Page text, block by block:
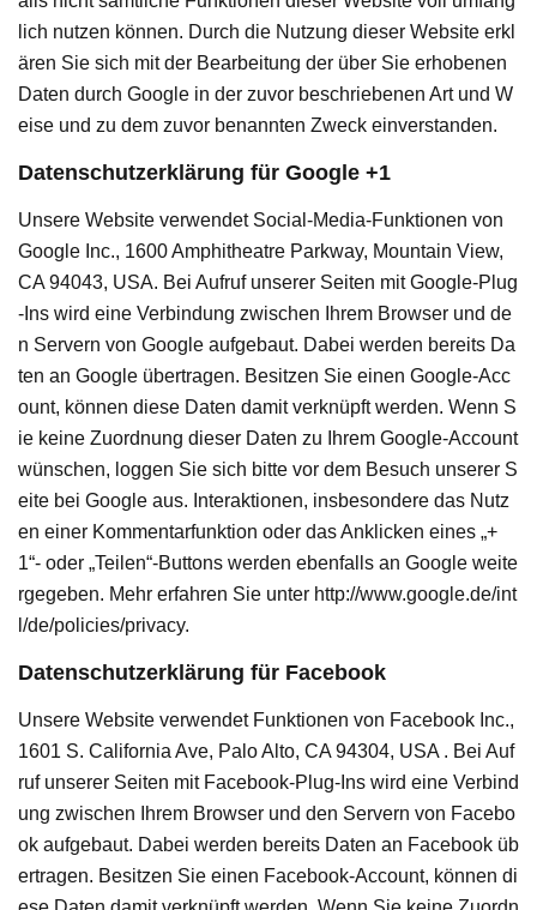
lich nutzen können. Durch die Nutzung dieser Website erkl
ären Sie sich mit der Bearbeitung der über Sie erhobenen
Daten durch Google in der zuvor beschriebenen Art und W
eise und zu dem zuvor benannten Zweck einverstanden.
Datenschutzerklärung für Google +1
Unsere Website verwendet Social-Media-Funktionen von
Google Inc., 1600 Amphitheatre Parkway, Mountain View,
CA 94043, USA. Bei Aufruf unserer Seiten mit Google-Plug
-Ins wird eine Verbindung zwischen Ihrem Browser und de
n Servern von Google aufgebaut. Dabei werden bereits Da
ten an Google übertragen. Besitzen Sie einen Google-Acc
ount, können diese Daten damit verknüpft werden. Wenn S
ie keine Zuordnung dieser Daten zu Ihrem Google-Account
wünschen, loggen Sie sich bitte vor dem Besuch unserer S
eite bei Google aus. Interaktionen, insbesondere das Nutz
en einer Kommentarfunktion oder das Anklicken eines „+
1“- oder „Teilen“-Buttons werden ebenfalls an Google weite
rgegeben. Mehr erfahren Sie unter http://www.google.de/int
l/de/policies/privacy.
Datenschutzerklärung für Facebook
Unsere Website verwendet Funktionen von Facebook Inc.,
1601 S. California Ave, Palo Alto, CA 94304, USA . Bei Auf
ruf unserer Seiten mit Facebook-Plug-Ins wird eine Verbind
ung zwischen Ihrem Browser und den Servern von Facebo
ok aufgebaut. Dabei werden bereits Daten an Facebook üb
ertragen. Besitzen Sie einen Facebook-Account, können di